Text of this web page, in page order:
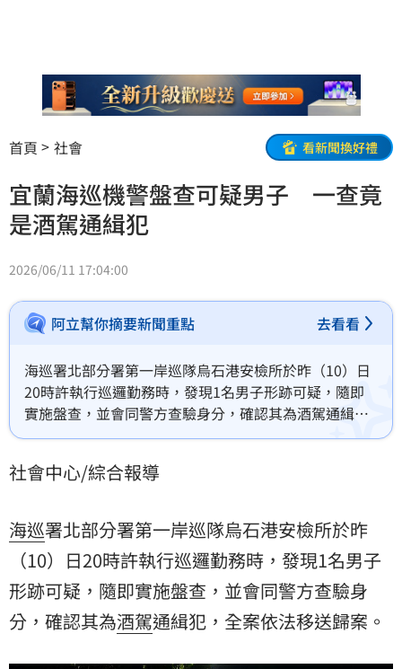
首頁 社會 看新聞換好禮
宜蘭海巡機警盤查可疑男子 一查竟
是酒駕通緝犯
2026/06/11 17:04:00
阿立幫你摘要新聞重點 去看看
海巡署北部分署第一岸巡隊烏石港安檢所於昨（10）日
20時許執行巡邏勤務時，發現1名男子形跡可疑，隨即
實施盤查，並會同警方查驗身分，確認其為酒駕通緝
犯，全案依法移送歸案。
社會中心/綜合報導
海巡署北部分署第一岸巡隊烏石港安檢所於昨
（10）日20時許執行巡邏勤務時，發現1名男子
形跡可疑，隨即實施盤查，並會同警方查驗身
分，確認其為酒駕通緝犯，全案依法移送歸案。